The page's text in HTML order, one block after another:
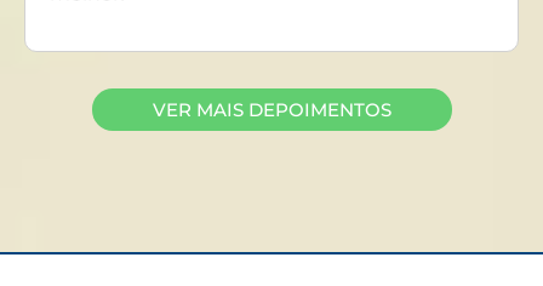
VER MAIS DEPOIMENTOS